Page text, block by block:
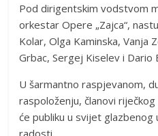
Pod dirigentskim vodstvom
orkestar Opere „Zajca“,
Kolar, Olga Kaminska, Vanja
Grbac, Sergej Kiselev i Dario
U šarmantno raspjevanom,
raspoloženju, članovi
će publiku u svijet glazbenog
radosti.